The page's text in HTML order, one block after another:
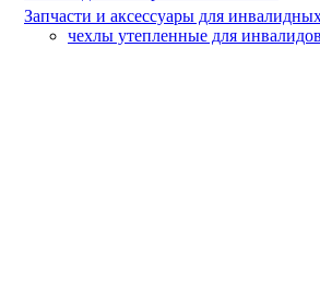
Запчасти и аксессуары для
чехлы утепленные для